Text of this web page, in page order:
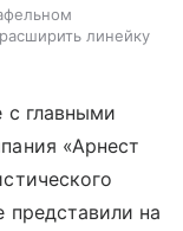
линейку
с главными
«Арнест
представили на